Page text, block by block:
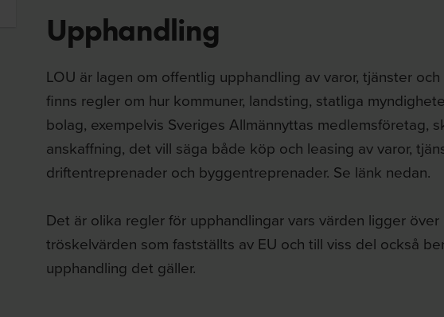
Upphandling
LOU är lagen om offentlig upphandling av varor, tjänster
finns regler om hur kommuner, landsting, statliga
bolag, exempelvis Sveriges Allmännyttas medlemsföretag,
anskaffning, det vill säga både köp och leasing av varor,
driftentreprenader och byggentreprenader. Se länk nedan.
Det är olika regler för upphandlingar vars värden ligger
tröskelvärden som fastställts av EU och till viss del också
upphandling det gäller.